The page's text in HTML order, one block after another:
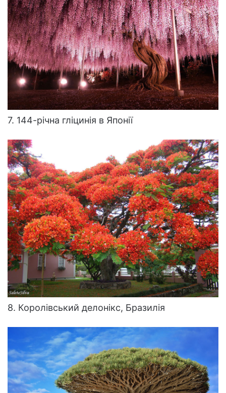
7. 144-річна гліцинія в Японії
8. Королівський делонікс, Бразилія